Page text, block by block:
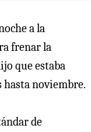
a la
frenar la
que estaba
hasta noviembre.
de